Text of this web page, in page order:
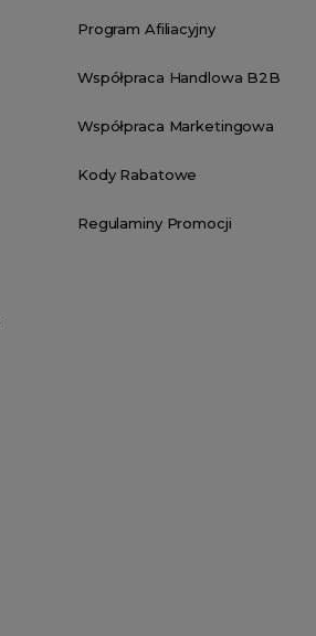
Program Afiliacyjny
Współpraca Handlowa B2B
Współpraca Marketingowa
Kody Rabatowe
Regulaminy Promocji